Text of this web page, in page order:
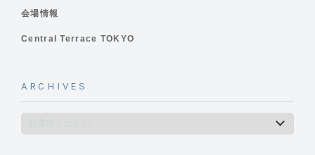
会場情報
Central Terrace TOKYO
ARCHIVES